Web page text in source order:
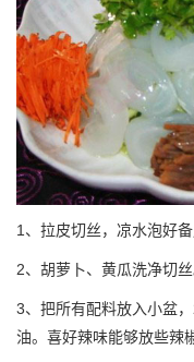
1、拉皮切丝，凉水泡好备
2、胡萝卜、黄瓜洗净切
3、把所有配料放入小盆
油。喜好辣味能够放些辣